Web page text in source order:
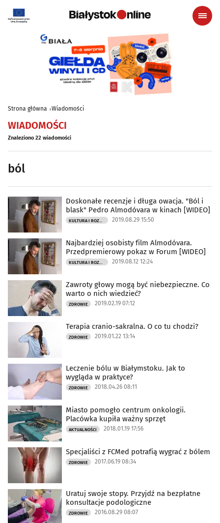
Strona główna Wiadomości
WIADOMOŚCI
Znaleziono 22 wiadomości
ból
Doskonałe recenzje i długa owacja. "Ból i
blask" Pedro Almodóvara w kinach [WIDEO]
2019.08.29 15:50
Najbardziej osobisty film Almodóvara.
Przedpremierowy pokaz w Forum [WIDEO]
2019.08.12 12:24
Zawroty głowy mogą być niebezpieczne. Co
warto o nich wiedzieć?
ZDROWIE 2019.02.19 07:12
Terapia cranio-sakralna. O co tu chodzi?
ZDROWIE 2019.01.22 13:14
Leczenie bólu w Białymstoku. Jak to
wygląda w praktyce?
ZDROWIE 2018.04.26 08:11
Miasto pomogło centrum onkologii.
Placówka kupiła ważny sprzęt
AKTUALNOŚCI 2018.01.19 17:56
Specjaliści z FCMed potrafią wygrać z bólem
ZDROWIE 2017.06.19 08:34
Uratuj swoje stopy. Przyjdź na bezpłatne
konsultacje podologiczne
ZDROWIE 2016.08.29 08:07